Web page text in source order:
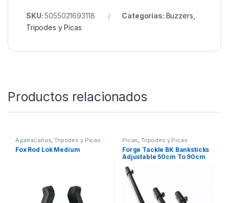
SKU:5055021693118 Categorías: Buzzers
Tripodes y Picas
Productos relacionados
Agarracañas,Tripodes y Picas
Fox Rod Lok Medium
Picas,Tripodes y Picas
Forge Tackle BK Banksticks
Adjustable 50cm To 90cm